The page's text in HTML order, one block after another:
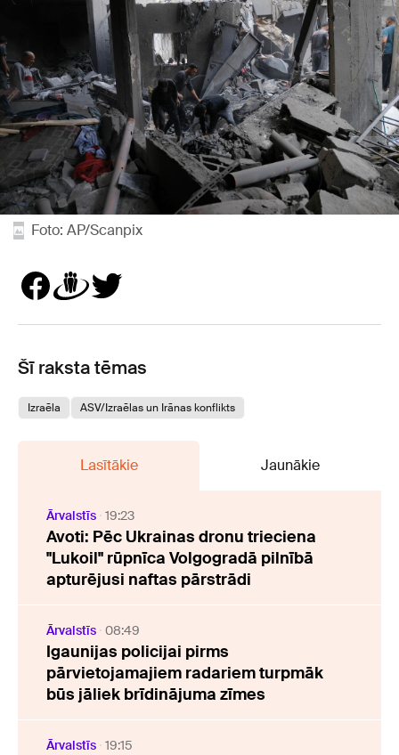
Foto: AP/Scanpix
Šī raksta tēmas
Izraēla ASV/Izraēlas un Irānas konflikts
Lasītākie Jaunākie
Ārvalstīs 19:23
Avoti: Pēc Ukrainas dronu trieciena
"Lukoil" rūpnīca Volgogradā pilnībā
apturējusi naftas pārstrādi
Ārvalstīs 08:49
Igaunijas policijai pirms
pārvietojamajiem radariem turpmāk
būs jāliek brīdinājuma zīmes
Ārvalstīs 19:15